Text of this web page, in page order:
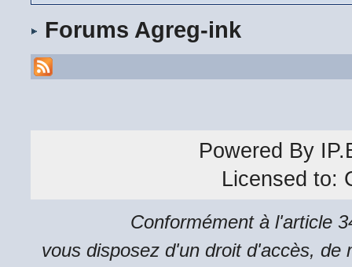
Forums Agreg-ink
Powered By
Licensed to:
Conformément à l'article
vous disposez d'un droit d'accès, de